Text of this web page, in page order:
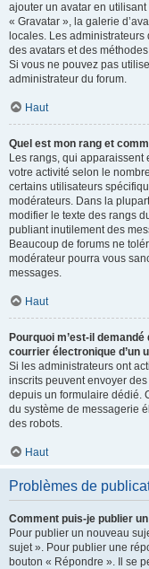
ajouter un avatar en
« Gravatar », la galerie
locales. Les
des avatars et des
Si vous ne pouvez pas
administrateur du forum.
Haut
Quel est mon rang et
Les rangs, qui apparaissent
votre activité selon le
certains utilisateurs
modérateurs. Dans la
modifier le texte des rangs
publiant inutilement des
Beaucoup de forums ne
modérateur pourra vous
messages.
Haut
Pourquoi m’est-il
courrier électronique d’un
Si les administrateurs ont
inscrits peuvent envoyer
depuis un formulaire dédié.
du système de messagerie
des robots.
Haut
Problèmes de
Comment puis-je publier
Pour publier un nouveau
sujet ». Pour publier une
bouton « Répondre ». Il se